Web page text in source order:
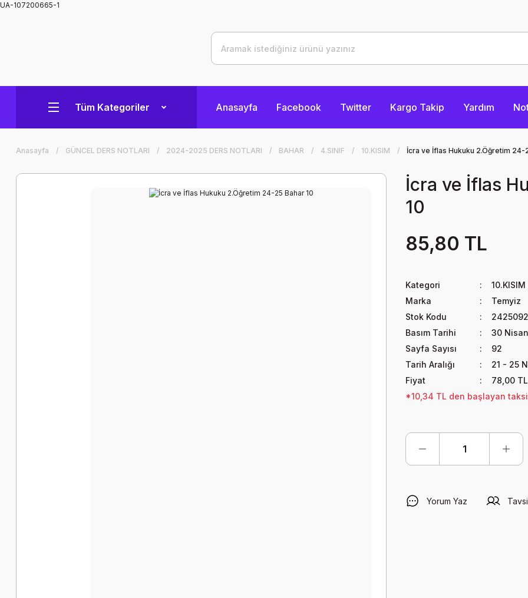
UA-107200665-1
Tüm Kategoriler Anasayfa Facebook Twitter Kargo Takip Yardım
Anasayfa GÜNCEL DERS NOTLARI 2024-2025 DERS NOTLARI BAHAR 4.SINIF 10.KISIM İcra ve İflas Hukuku 2.Öğretim 24-
İcra ve İflas
10
85,80 TL
Kategori
10.KISIM
Marka
Temyiz
Stok Kodu
Basım Tarihi
30
Sayfa Sayısı
92
Tarih Aralığı
21 - 25
Fiyat
78,00
*10,34 TL den başlayan
Yorum Yaz